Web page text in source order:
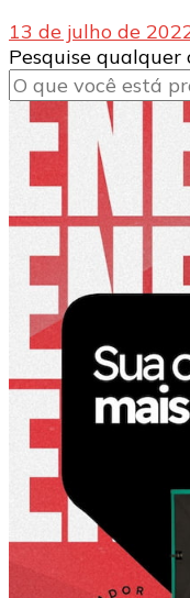
13 de julho de
Procurando
algo?
Pesquise qualquer